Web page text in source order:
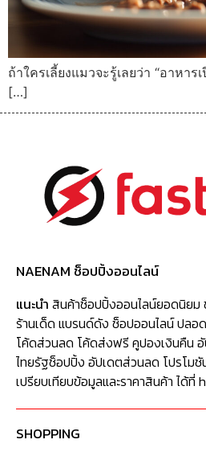
ถ้าใครเลี้ยงแมวจะรู้เลยว่า “อาหา
[…]
NAENAM ช็อปปิ้งออนไลน์
แนะนำ สินค้าช็อปปิ้งออนไลน์ยอดนิยม
ร้านเด็ด แบรนด์ดัง ช็อปออนไลน์ ปลอ
โค้ดส่วนลด โค้ดส่งฟรี คูปองเงินคืน
ไทยรัฐช็อปปิ้ง อัปเดตส่วนลด โปรโม
เปรียบเทียบข้อมูลและราคาสินค้า ได้
SHOPPING